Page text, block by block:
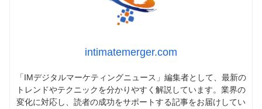
intimatemerger.com
「IMデジタルマーケティングニュース」編集者として、最新の
トレンドやテクニックを分かりやすく解説しています。業界の
変化に対応し、読者の成功をサポートする記事をお届けしてい